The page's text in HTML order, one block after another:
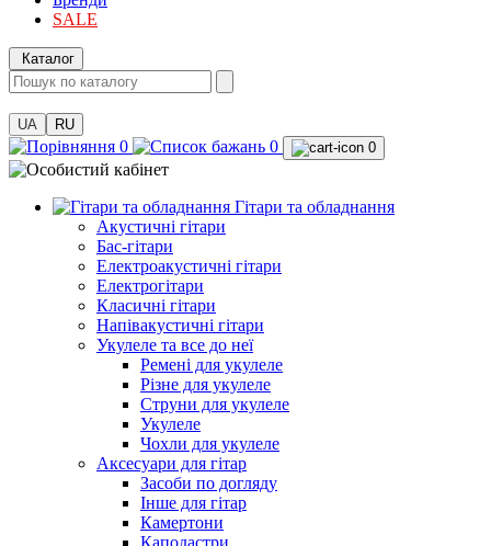
SALE
Каталог
UA RU
0 0 0
Гітари та обладнання
Акустичні гітари
Бас-гітари
Електроакустичні гітари
Електрогітари
Класичні гітари
Напівакустичні гітари
Укулеле та все до неї
Ремені для укулеле
Різне для укулеле
Струни для укулеле
Укулеле
Чохли для укулеле
Аксесуари для гітар
Засоби по догляду
Інше для гітар
Камертони
Каподастри